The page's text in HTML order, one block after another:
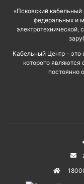
«Псковский
федеральных и
электротехнической,
Кабельный Центр -
которого являются
постоянно